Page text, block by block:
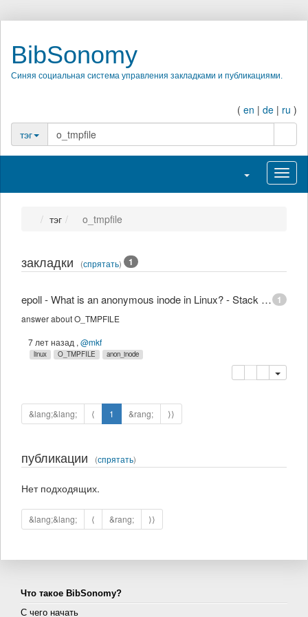
BibSonomy
Синяя социальная система управления закладками и публикациями.
( en | de | ru )
тэг
Переключить
тэг o_tmpfile
закладки (спрятать) 1
1
epoll - What is an anonymous inode in Linux? - Stack Overflow
answer about O_TMPFILE
7 лет назад , @mkf
linux O_TMPFILE anon_inode
копировать
удалить
&lang;&lang; ⟨ 1 &rang; ⟩⟩
публикации (спрятать)
Нет подходящих.
&lang;&lang; ⟨ &rang; ⟩⟩
Что такое BibSonomy?
С чего начать